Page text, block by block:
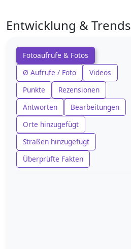
Entwicklung & Trends
Fotoaufrufe & Fotos
Ø Aufrufe / Foto
Videos
Punkte
Rezensionen
Antworten
Bearbeitungen
Orte hinzugefügt
Straßen hinzugefügt
Überprüfte Fakten